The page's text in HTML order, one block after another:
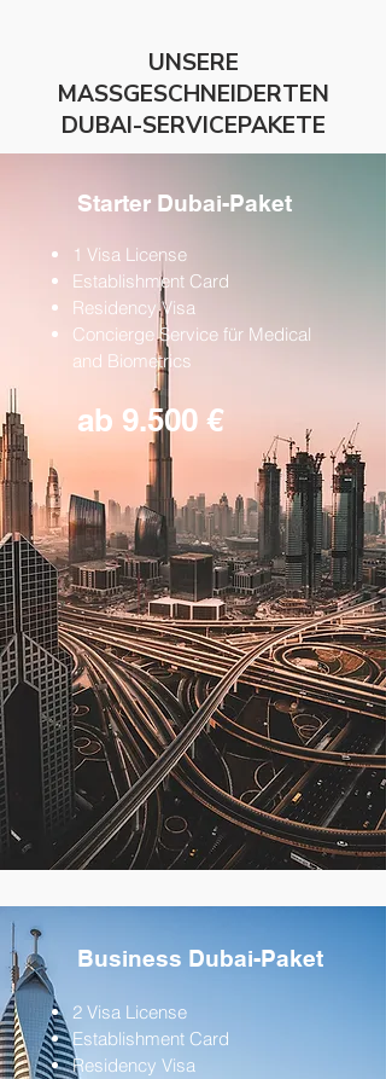
UNSERE
MASSGESCHNEIDERTEN
DUBAI-SERVICEPAKETE
Starter Dubai-Paket
1 Visa License
Establishment Card
Residency Visa
Concierge Service für Medical
and Biometrics
ab 9.500 €
Business Dubai-Paket
2 Visa License
Establishment Card
Residency Visa